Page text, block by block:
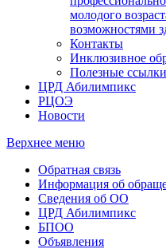
молодого
возможностями
Контакты
Инклюзивное
Полезные ссылки
ЦРД Абилимпикс
РЦОЭ
Новости
Верхнее меню
Обратная связь
Информация об
Сведения об ОО
ЦРД Абилимпикс
БПОО
Объявления